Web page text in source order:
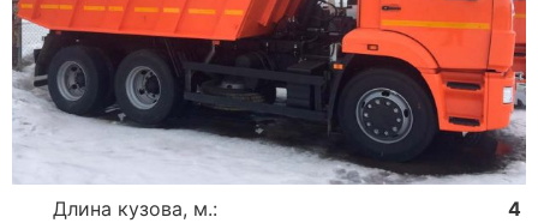
Длина кузова, м.: 4